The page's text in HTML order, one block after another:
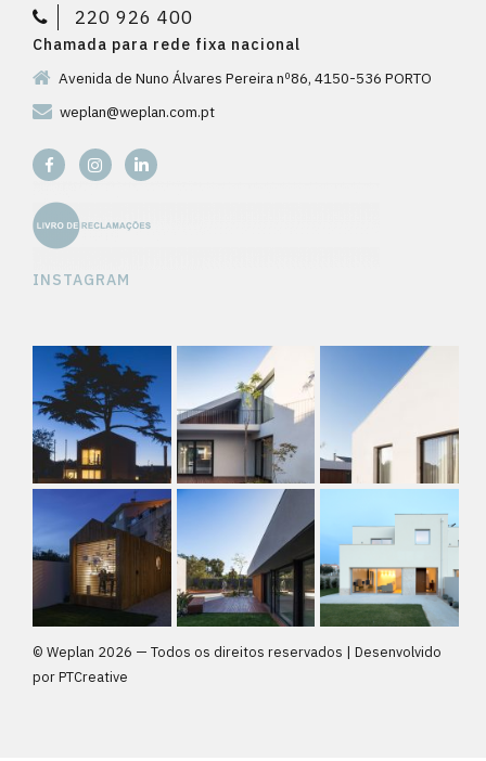
220 926 400
Chamada para rede fixa nacional
Avenida de Nuno Álvares Pereira nº86, 4150-536 PORTO
weplan@weplan.com.pt
INSTAGRAM
© Weplan 2026 — Todos os direitos reservados | Desenvolvido
porPTCreative